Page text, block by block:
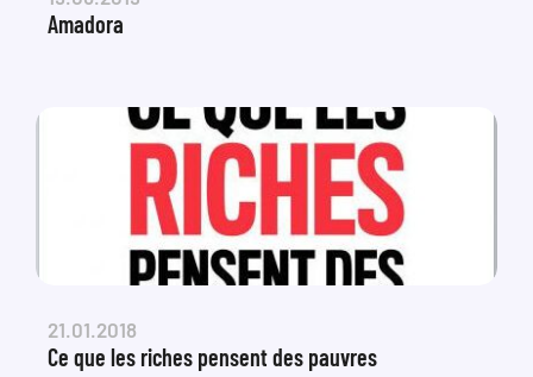
Amadora
21.01.2018
Ce que les riches pensent des pauvres